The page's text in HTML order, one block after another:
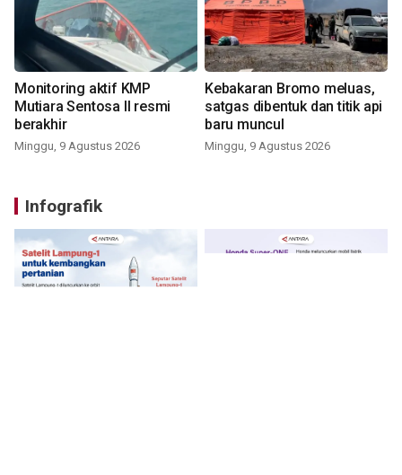
Monitoring aktif KMP
Mutiara Sentosa II resmi
berakhir
Minggu, 9 Agustus 2026
Kebakaran Bromo meluas,
satgas dibentuk dan titik api
baru muncul
Minggu, 9 Agustus 2026
Infografik